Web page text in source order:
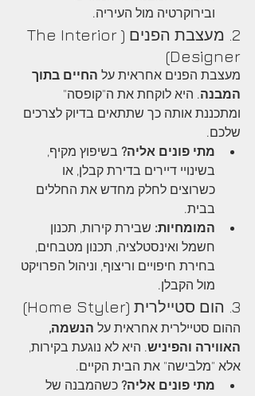
ובירוקרטיה מול העיריה.
2. מעצבת הפנים (The Interior
Designer)
מעצבת הפנים אחראית על החיים בתוך
המבנה. היא לוקחת את ה"קופסה"
ומתכננת אותה כך שתתאים בדיוק לצרכים
שלכם.
מתי פונים אליה? בשיפוץ מקיף,
בשינויי דיירים בדירת קבלן, או
כשרוצים לחלק מחדש את החללים
בבית.
המומחיות: שבירת קירות, תכנון
חשמל ואינסטלציה, תכנון מטבחים,
בחירת חיפויים וריצוף, וניהול הפרויקט
מול הקבלן.
3. הום סטיילרית (Home Styler)
ההום סטיילרית אחראית על הנשמה,
האווירה והפיניש. היא לא נוגעת בקירות,
אלא "מלבישה" את הבית הקיים.
מתי פונים אליה? כשהמבנה של